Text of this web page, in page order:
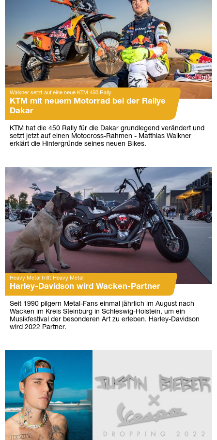
Walkner setzt auf eine neue KTM 450 Rally
KTM mit neuem Motorrad bei der Rallye
Dakar
KTM hat die 450 Rally für die Dakar grundlegend verändert und
setzt jetzt auf einen Motocross-Rahmen - Matthias Walkner
erklärt die Hintergründe seines neuen Bikes.
Heavy Metal trifft Heavy Metal
Harley-Davidson wird Wacken-Partner
Seit 1990 pilgern Metal-Fans einmal jährlich im August nach
Wacken im Kreis Steinburg in Schleswig-Holstein, um ein
Musikfestival der besonderen Art zu erleben. Harley-Davidson
wird 2022 Partner.